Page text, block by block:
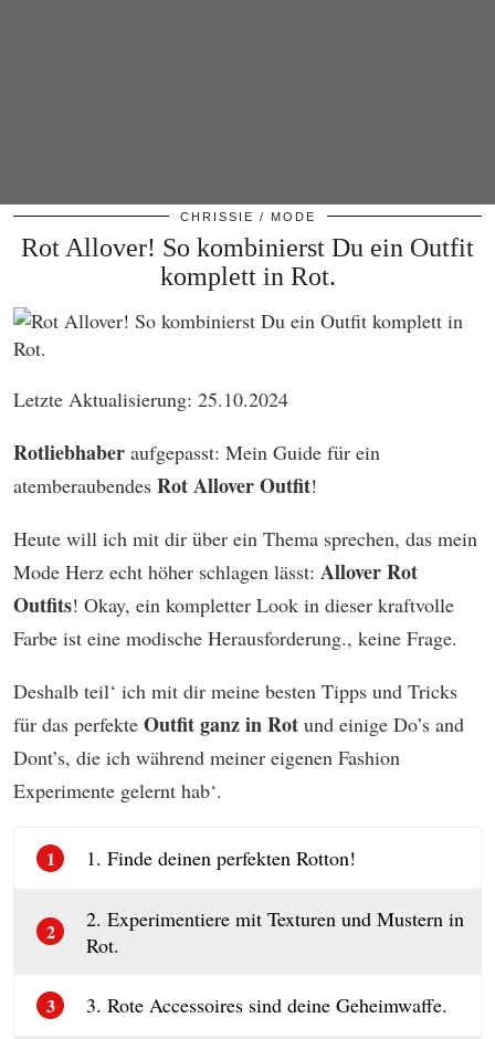
CHRISSIE MODE
Rot Allover! So kombinierst Du ein Outfit
komplett in Rot.
Letzte Aktualisierung: 25.10.2024
Rotliebhaber aufgepasst: Mein Guide für ein
atemberaubendes Rot Allover Outfit!
Heute will ich mit dir über ein Thema sprechen, das mein
Mode Herz echt höher schlagen lässt: Allover Rot
Outfits! Okay, ein kompletter Look in dieser kraftvolle
Farbe ist eine modische Herausforderung., keine Frage.
Deshalb teil‘ ich mit dir meine besten Tipps und Tricks
für das perfekte Outfit ganz in Rot und einige Do’s and
Dont’s, die ich während meiner eigenen Fashion
Experimente gelernt hab‘.
1 1. Finde deinen perfekten Rotton!
2
2. Experimentiere mit Texturen und Mustern in
Rot.
3 3. Rote Accessoires sind deine Geheimwaffe.